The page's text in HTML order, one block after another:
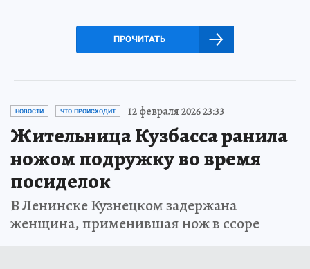
ПРОЧИТАТЬ
НОВОСТИ ЧТО ПРОИСХОДИТ 12 февраля 2026 23:33
Жительница Кузбасса ранила
ножом подружку во время
посиделок
В Ленинске Кузнецком задержана
женщина, применившая нож в ссоре